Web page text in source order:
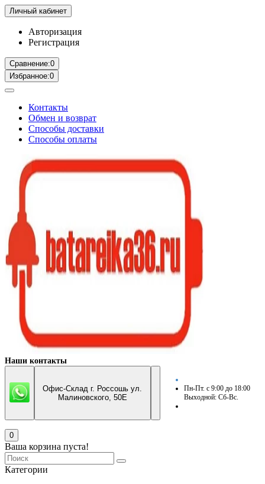
Личный кабинет
Авторизация
Регистрация
Сравнение:0
Избранное:0
Контакты
Обмен и возврат
Способы доставки
Способы оплаты
Наши контакты
Офис-Склад г. Россошь ул.
Малиновского, 50Е
Пн-Пт. с 9:00 до 18:00
Выходной: Сб-Вс.
0
Ваша корзина пуста!
Категории